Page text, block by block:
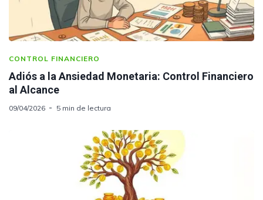
CONTROL FINANCIERO
Adiós a la Ansiedad Monetaria: Control Financiero
al Alcance
09/04/2026 5 min de lectura